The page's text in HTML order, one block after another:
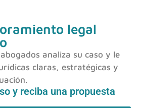
legal
analiza su caso y le
claras, estratégicas y
y reciba una propuesta